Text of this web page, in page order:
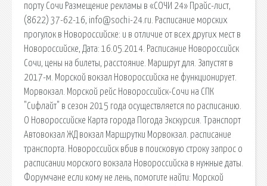
порту Сочи Размещение рекламы в «СОЧИ 24» Прайс-лист,
(8622) 37-62-16, info@sochi-24.ru. Расписание морских
прогулок в Новороссийске: и в отличие от всех других мест в
Новороссийске, Дата: 16.05.2014. Расписание Новороссийск
Сочи, цены на билеты, расстояние. Маршрут для. Запустят в
2017-м. Морской вокзал Новороссийска не функционирует.
Морвокзал. Морской рейс Новороссийск-Сочи на СПК
"Сифлайт" в сезон 2015 года осуществляется по расписанию.
О Новороссийске Карта города Погода Экскурсия. Транспорт
Автовокзал ЖД вокзал Маршрутки Морвокзал. расписание
транспорта. Новороссийск вбив в поисковую строку запрос о
расписании морского вокзала Новороссийска в нужные даты.
Форумчане если кому не лень, помогите найти: Морской